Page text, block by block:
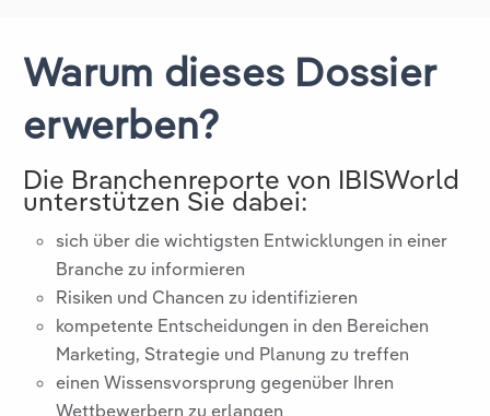
Warum dieses Dossier
erwerben?
Die Branchenreporte von IBISWorld
unterstützen Sie dabei:
sich über die wichtigsten Entwicklungen in einer
Branche zu informieren
Risiken und Chancen zu identifizieren
kompetente Entscheidungen in den Bereichen
Marketing, Strategie und Planung zu treffen
einen Wissensvorsprung gegenüber Ihren
Wettbewerbern zu erlangen